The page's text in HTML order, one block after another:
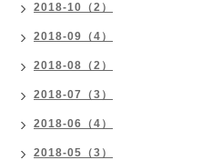
2018-10（2）
2018-09（4）
2018-08（2）
2018-07（3）
2018-06（4）
2018-05（3）